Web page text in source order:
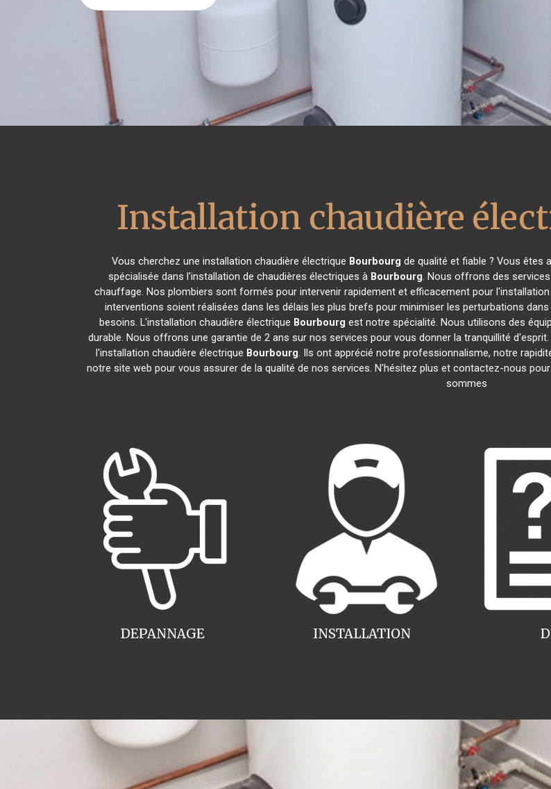
Installation chaudière
Vous cherchez une installation chaudière électrique Bourbourg de qualité et fiable ? Vous êtes
spécialisée dans l'installation de chaudières électriques à Bourbourg. Nous offrons des
chauffage. Nos plombiers sont formés pour intervenir rapidement et efficacement pour
interventions soient réalisées dans les délais les plus brefs pour minimiser les perturbations
besoins. L'installation chaudière électrique Bourbourg est notre spécialité. Nous utilisons des
durable. Nous offrons une garantie de 2 ans sur nos services pour vous donner la tranquillité
l'installation chaudière électrique Bourbourg. Ils ont apprécié notre professionnalisme, notre
notre site web pour vous assurer de la qualité de nos services. N'hésitez plus et contactez-nous
sommes
INSTALLATION
DEPANNAGE